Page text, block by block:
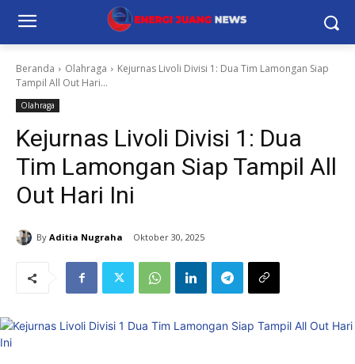
Beranda Olahraga
Kejurnas Livoli Divisi 1: Dua Tim Lamongan Siap
Tampil All Out Hari...
Olahraga
Kejurnas Livoli Divisi 1: Dua
Tim Lamongan Siap Tampil All
Out Hari Ini
By Aditia Nugraha Oktober 30, 2025